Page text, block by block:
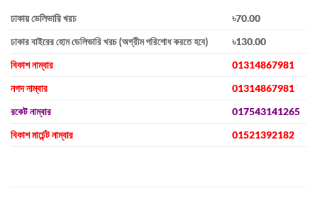
ঢাকায় ডেলিভারি খরচ
৳70.00
ঢাকার বাইরের হোম ডেলিভারি খরচ (অগ্রীম পরিশোধ করতে হবে)
৳130.00
বিকাশ নাম্বার
01314867981
নগদ নাম্বার
01314867981
রকেট নাম্বার
017543141265
বিকাশ মার্চেন্ট নাম্বার
01521392182